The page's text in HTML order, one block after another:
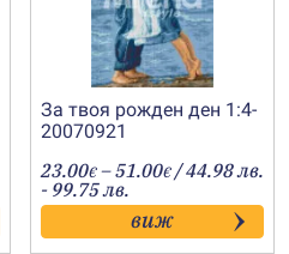
За твоя рожден ден 1:4-
20070921
23.00€ –51.00€Price
range:
23.00€
through
51.00€
/ 44.98 лв.
- 99.75 лв.
виж